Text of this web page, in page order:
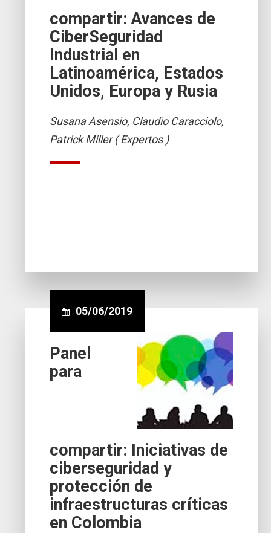
compartir: Avances de
CiberSeguridad
Industrial en
Latinoamérica, Estados
Unidos, Europa y Rusia
Susana Asensio, Claudio Caracciolo,
Patrick Miller ( Expertos )
05/06/2019
Panel
para
compartir: Iniciativas de
ciberseguridad y
protección de
infraestructuras críticas
en Colombia